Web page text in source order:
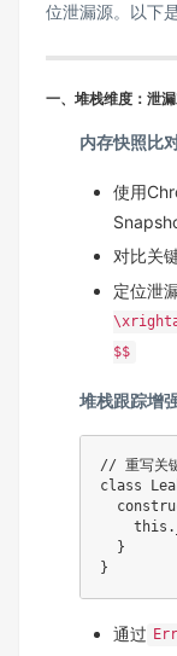
位泄漏源。以下
一、堆栈维度：泄
内存快照比
使用
对比关
定位泄
$$
堆栈跟踪增
// 重写关
class
  }
通过